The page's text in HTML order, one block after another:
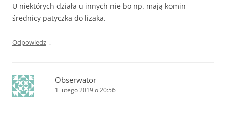
U niektórych działa u innych nie bo np. mają komin
średnicy patyczka do lizaka.
Odpowiedz ↓
Obserwator
1 lutego 2019 o 20:56